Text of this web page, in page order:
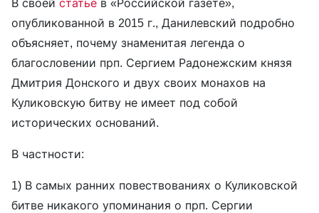
В своей статье в «Российской газете»,
опубликованной в 2015 г., Данилевский подробно
объясняет, почему знаменитая легенда о
благословении прп. Сергием Радонежским князя
Дмитрия Донского и двух своих монахов на
Куликовскую битву не имеет под собой
исторических оснований.
В частности:
1) В самых ранних повествованиях о Куликовской
битве никакого упоминания о прп. Сергии